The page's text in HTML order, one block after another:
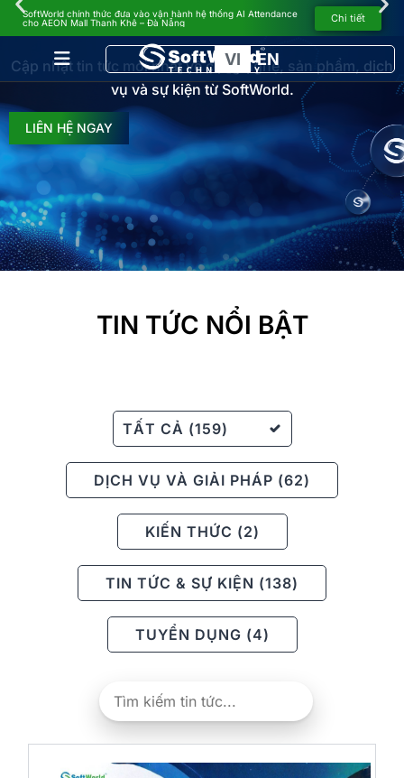
SoftWorld chính thức đưa vào vận hành hệ thống AI Attendance
cho AEON Mall Thanh Khê – Đà Nẵng
Chi tiết
VI EN
TIN TỨC
Cập nhật tin tức mới nhất về công nghệ, sản phẩm, dịch
vụ và sự kiện từ SoftWorld.
LIÊN HỆ NGAY
TIN TỨC NỔI BẬT
TẤT CẢ (159)
DỊCH VỤ VÀ GIẢI PHÁP (62)
KIẾN THỨC (2)
TIN TỨC & SỰ KIỆN (138)
TUYỂN DỤNG (4)